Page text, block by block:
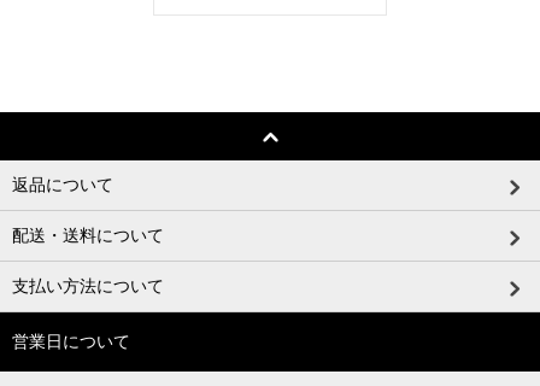
返品について
配送・送料について
支払い方法について
営業日について